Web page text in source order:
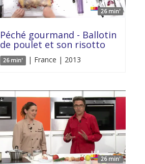
26 min'
Péché gourmand - Ballotin
de poulet et son risotto
26 min' | France | 2013
26 min'